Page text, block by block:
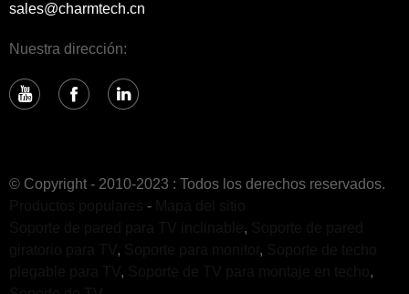
sales@charmtech.cn
Nuestra dirección:
© Copyright - 2010-2023 : Todos los derechos reservados.
-
,
, ,
,
,